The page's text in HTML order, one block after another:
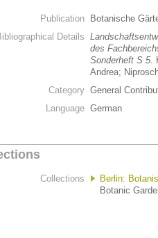
Publication
Botanische
Details
des
Sonderheft S 5.
Andrea;
Category General
Language German
Collections
Berlin:
Botanic